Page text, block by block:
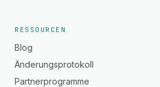
RESSOURCEN
Blog
Änderungsprotokoll
Partnerprogramme